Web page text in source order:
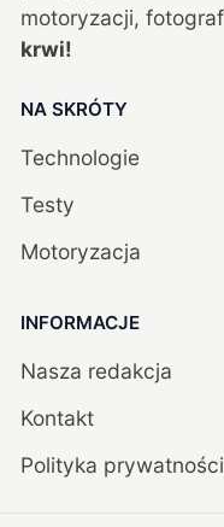
motoryzacji,
krwi!
NA SKRÓTY
Technologie
Testy
Motoryzacja
INFORMACJE
Nasza redakcja
Kontakt
Polityka prywatności